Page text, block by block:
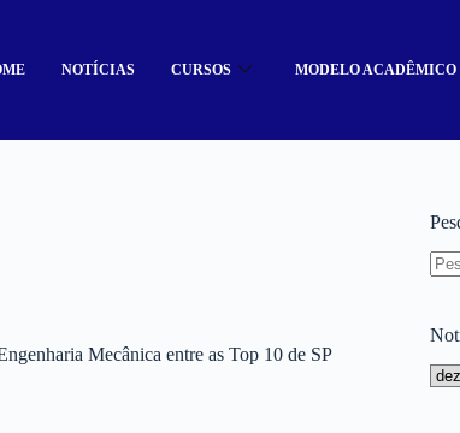
NOTÍCIAS CURSOS MODELO ACADÊMICO
Mecânica entre as Top 10 de SP